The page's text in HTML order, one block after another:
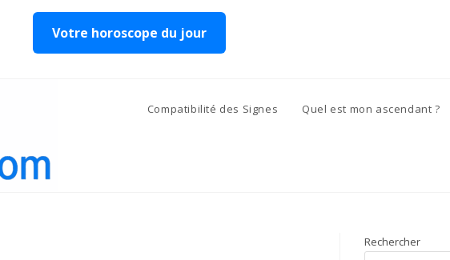
Votre horoscope du jour
Compatibilité des Signes Quel est mon ascendant ?
Rechercher